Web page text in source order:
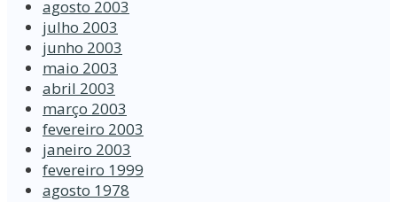
agosto 2003
julho 2003
junho 2003
maio 2003
abril 2003
março 2003
fevereiro 2003
janeiro 2003
fevereiro 1999
agosto 1978